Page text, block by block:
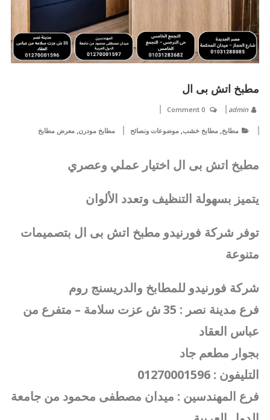
مطبخ اتش بى ال
admin
0 Comment
مطابخ, مطابخ خشب, موضوعات ونصائح مطابخ مودرن, معرض مطابخ
مطبخ اتش بى ال اختيار عملي وعصري
يتميز بسهولة التنظيف وتعدد الألوان
توفر شركة فورنيدو مطبخ اتش بى ال بتصميمات
متنوعة
شركة فورنيدو للمطابخ والدريسنج روم
فرع مدينة نصر : 35 ش عزت سلامة – متفرع من
عباس العقاد
بجوار مطعم جاد
التليفون : 01270001596
فرع المهندسين : ميدان مصطفى محمود من جامعة